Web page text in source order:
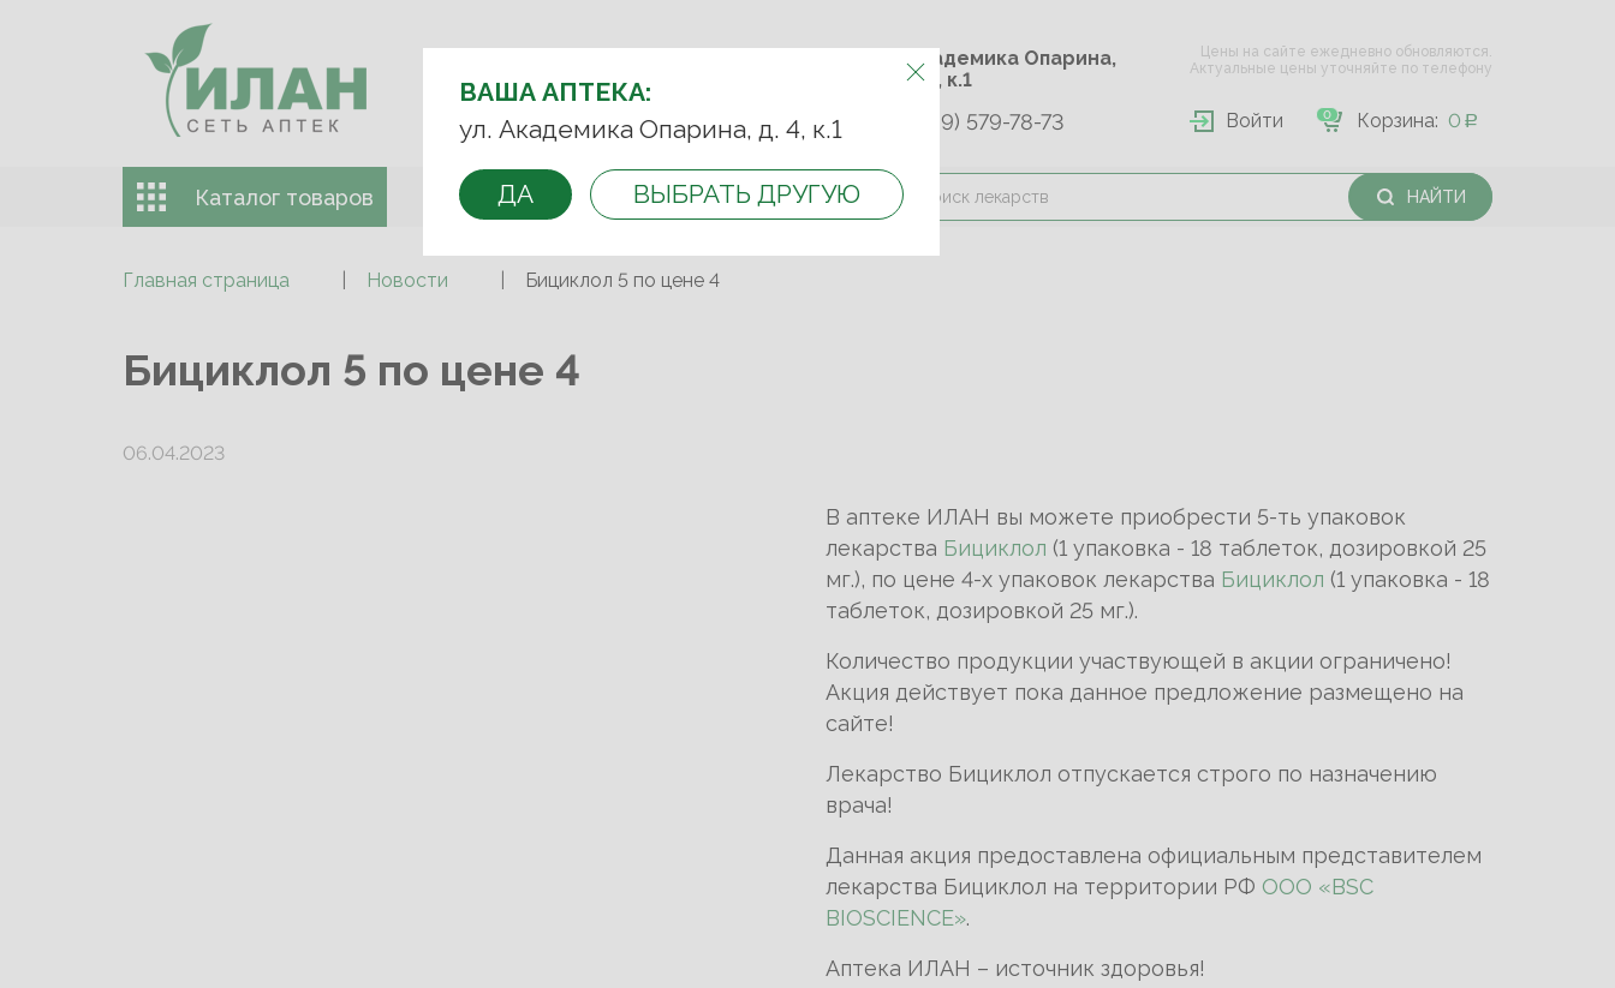
АПТЕКУ:
народов
ул. Академика Опарина,
д. 4, к.1
ВАША АПТЕКА:
ул. Академика Опарина, д. 4, к.1
ДА ВЫБРАТЬ ДРУГУЮ
Цены на сайте ежедневно обновляются.
Актуальные цены уточняйте по телефону
+7 (499) 749-75-92 +7 (499) 749-74-89 +7 (989) 579-78-73 Войти Корзина: 0
0
Каталог товаров Доставка и оплата Контакты Акции НАЙТИ
Главная страница Новости Бициклол 5 по цене 4
Бициклол 5 по цене 4
06.04.2023
В аптеке ИЛАН вы можете приобрести 5-ть упаковок
лекарства Бициклол (1 упаковка - 18 таблеток, дозировкой 25
мг.), по цене 4-х упаковок лекарства Бициклол (1 упаковка - 18
таблеток, дозировкой 25 мг.).
Количество продукции участвующей в акции ограничено!
Акция действует пока данное предложение размещено на
сайте!
Лекарство Бициклол отпускается строго по назначению
врача!
Данная акция предоставлена официальным представителем
лекарства Бициклол на территории РФ ООО «BSC
BIOSCIENCE».
Аптека ИЛАН – источник здоровья!